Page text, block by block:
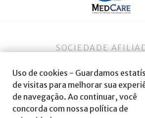
Uso de cookies - Guardamos
de visitas para melhorar sua
de navegação. Ao continuar, você
concorda com nossa política de
SOCIEDADE